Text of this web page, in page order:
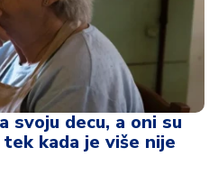
svoju decu, a oni su
kada je više nije